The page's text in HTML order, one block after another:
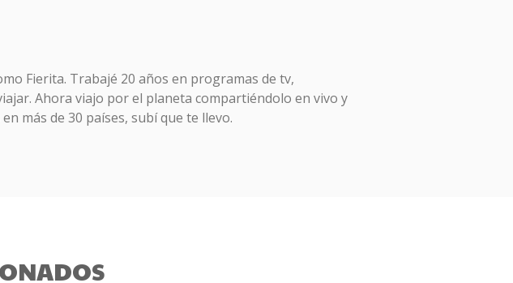
Fierita. Trabajé 20 años en programas de tv,
Ahora viajo por el planeta compartiéndolo en vivo y
más de 30 países, subí que te llevo.